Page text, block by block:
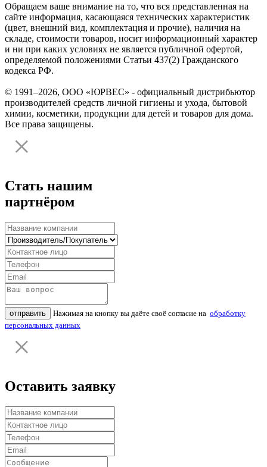
Обращаем ваше внимание на то, что вся представленная на
сайте информация, касающаяся технических характеристик
(цвет, внешний вид, комплектация и прочие), наличия на
складе, стоимости товаров, носит информационный характер
и ни при каких условиях не является публичной офертой,
определяемой положениями Статьи 437(2) Гражданского
кодекса РФ.
© 1991–2026, ООО «ЮРВЕС» - официальный дистрибьютор
производителей средств личной гигиены и ухода, бытовой
химии, косметики, продукции для детей и товаров для дома.
Все права защищены.
Стать нашим
партнёром
отправить Нажимая на кнопку вы даёте своё согласие на обработку
персональных данных
Оставить заявку